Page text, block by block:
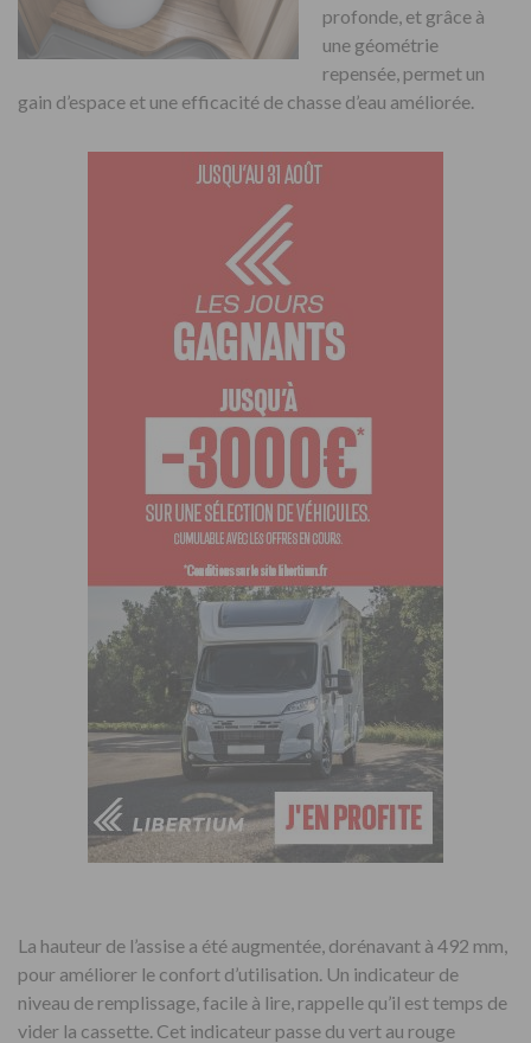
profonde, et grâce à
une géométrie
repensée, permet un
gain d’espace et une efficacité de chasse d’eau améliorée.
La hauteur de l’assise a été augmentée, dorénavant à 492 mm,
pour améliorer le confort d’utilisation. Un indicateur de
niveau de remplissage, facile à lire, rappelle qu’il est temps de
vider la cassette. Cet indicateur passe du vert au rouge